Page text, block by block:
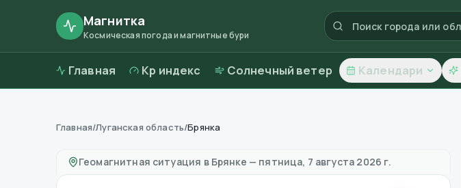
Магнитка
Космическая погода и магнитные бури
Главная Kp индекс Солнечный ветер Календари
Магнитные бури вБрянке—погода и качество воздуха
Главная/Луганская область/Брянка
Геомагнитная ситуация в Брянке — пятница, 7 августа 2026 г.